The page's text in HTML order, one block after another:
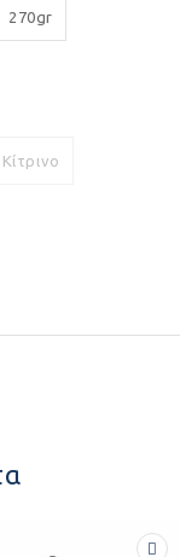
270gr
Κίτρινο